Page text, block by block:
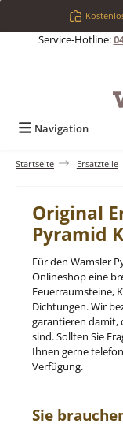
Zum Hauptinhalt
Service-Hotline:
Navigation
Startseite Ersatzteile
Original
Pyramid
Für den Wamsler
Onlineshop eine
Feuerraumsteine,
Dichtungen. Wir
garantieren damit,
sind. Sollten Sie
Ihnen gerne
Verfügung.
Sie